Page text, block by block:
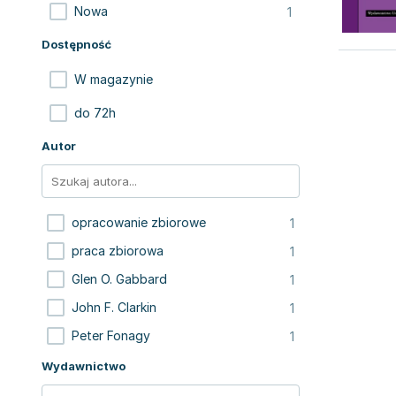
Nowa 1
Dostępność
W magazynie
do 72h
Autor
opracowanie zbiorowe 1
praca zbiorowa 1
Glen O. Gabbard 1
John F. Clarkin 1
Peter Fonagy 1
Wydawnictwo